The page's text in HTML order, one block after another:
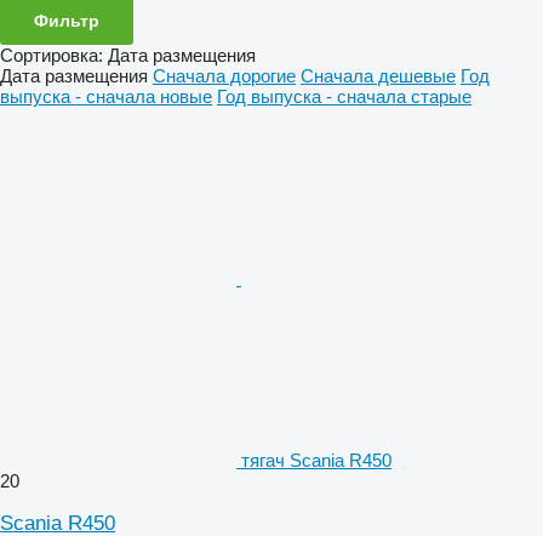
Фильтр
Сортировка: Дата размещения
Дата размещения Сначала дорогие Сначала дешевые Год
выпуска - сначала новые Год выпуска - сначала старые
тягач Scania R450
20
Scania R450